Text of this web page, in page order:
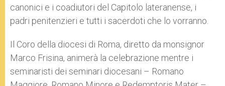
canonici e i coadiutori del Capitolo lateranense, i
padri penitenzieri e tutti i sacerdoti che lo vorranno.
Il Coro della diocesi di Roma, diretto da monsignor
Marco Frisina, animerà la celebrazione mentre i
seminaristi dei seminari diocesani – Romano